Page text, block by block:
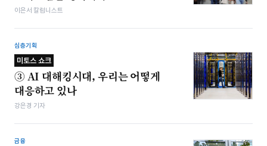
이은서 칼럼니스트
심층기획
미토스 쇼크
③ AI 대해킹시대, 우리는 어떻게
대응하고 있나
강은경 기자
금융